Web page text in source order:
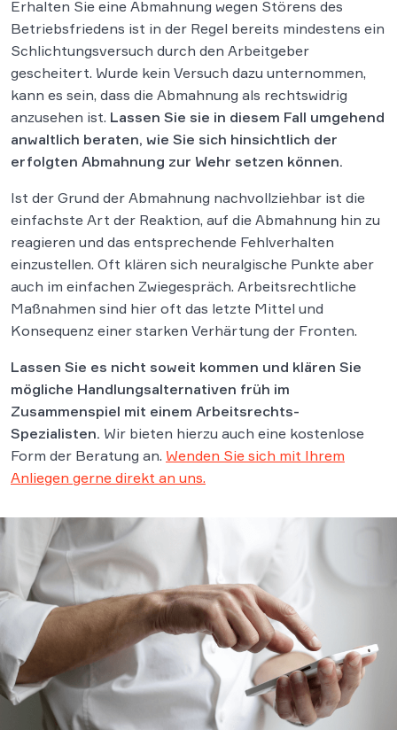
Erhalten Sie eine Abmahnung wegen Störens des
Betriebsfriedens ist in der Regel bereits mindestens ein
Schlichtungsversuch durch den Arbeitgeber
gescheitert. Wurde kein Versuch dazu unternommen,
kann es sein, dass die Abmahnung als rechtswidrig
anzusehen ist.
Lassen Sie sie in diesem Fall umgehend
anwaltlich beraten, wie Sie sich hinsichtlich der
Ist der Grund der Abmahnung nachvollziehbar ist die
einfachste Art der Reaktion, auf die Abmahnung hin zu
reagieren und das entsprechende Fehlverhalten
einzustellen. Oft klären sich neuralgische Punkte aber
auch im einfachen Zwiegespräch. Arbeitsrechtliche
Maßnahmen sind hier oft das letzte Mittel und
Lassen Sie es nicht soweit kommen und klären Sie
mögliche Handlungsalternativen früh im
Zusammenspiel mit einem Arbeitsrechts-
Spezialisten.
Wir bieten hierzu auch eine kostenlose
Form der Beratung an.